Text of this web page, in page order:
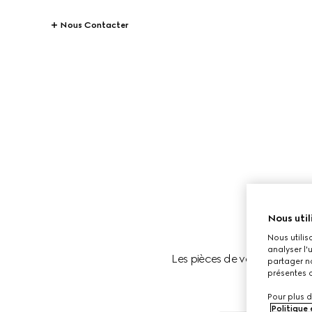
Nous Contacter
Les pièces de voyage
Nous
Nous
analyser
partager
présentes
Pour plus
Politique